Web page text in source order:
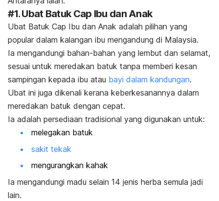
#1. Ubat Batuk Cap Ibu dan Anak
Ubat Batuk Cap Ibu dan Anak adalah pilihan yang
popular dalam kalangan ibu mengandung di Malaysia.
Ia mengandungi bahan-bahan yang lembut dan selamat,
sesuai untuk meredakan batuk tanpa memberi kesan
sampingan kepada ibu atau bayi dalam kandungan.
Ubat ini juga dikenali kerana keberkesanannya dalam
meredakan batuk dengan cepat.
Ia adalah persediaan tradisional yang digunakan untuk:
melegakan batuk
sakit tekak
mengurangkan kahak
Ia mengandungi madu selain 14 jenis herba semula jadi
lain.